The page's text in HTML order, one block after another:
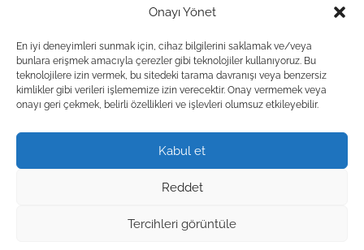
Onayı Yönet
En iyi deneyimleri sunmak için, cihaz bilgilerini saklamak ve/veya
bunlara erişmek amacıyla çerezler gibi teknolojiler kullanıyoruz. Bu
teknolojilere izin vermek, bu sitedeki tarama davranışı veya benzersiz
kimlikler gibi verileri işlememize izin verecektir. Onay vermemek veya
onayı geri çekmek, belirli özellikleri ve işlevleri olumsuz etkileyebilir.
Kabul et
Reddet
Tercihleri görüntüle
Şubat 2024
Ocak 2024
Aralık 2023